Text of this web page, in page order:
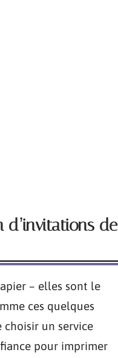
d’invitations de
– elles sont le
ces quelques
un service
pour imprimer